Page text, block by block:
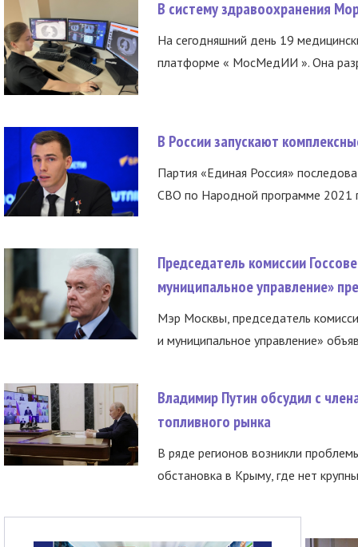
В систему здравоохранения
На сегодняшний день 19
платформе « МосМедИИ ». Она
В России запускают
Партия «Единая Россия»
СВО по Народной программе 2021
Председатель комиссии
муниципальное управление»
Мэр Москвы, председатель
и муниципальное управление»
Владимир Путин обсудил с
топливного рынка
В ряде регионов возникли
обстановка в Крыму, где нет